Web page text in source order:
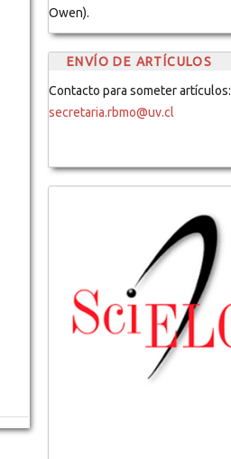
Owen).
ENVÍO DE ARTÍCULOS
Contacto para someter artículos:
secretaria.rbmo@uv.cl